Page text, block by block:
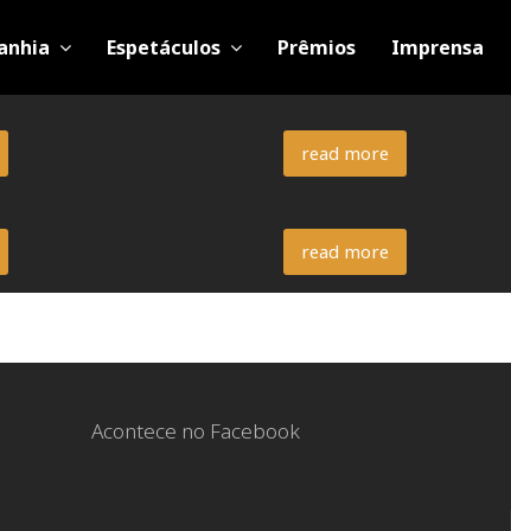
Espetáculos Prêmios Imprensa
read more
read more
Acontece no Facebook